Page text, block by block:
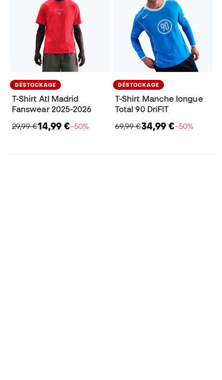
DÉSTOCKAGE
T-Shirt Atl Madrid
Fanswear 2025-2026
29,99 €14,99 €−50%
DÉSTOCKAGE
T-Shirt Manche longue
Total 90 DriFIT
69,99 €34,99 €−50%